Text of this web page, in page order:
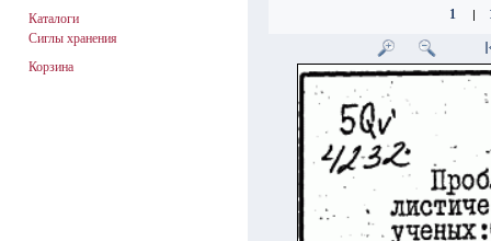
1 |
Каталоги
Сиглы хранения
Корзина